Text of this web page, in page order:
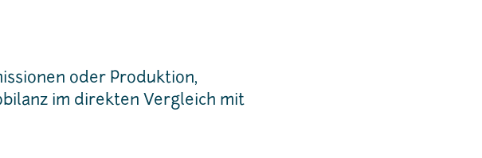
oder Produktion,
im direkten Vergleich mit